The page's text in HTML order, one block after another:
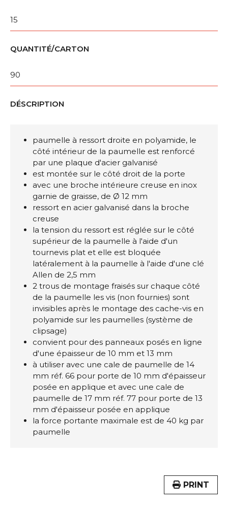
15
QUANTITÉ/CARTON
90
DÉSCRIPTION
paumelle à ressort droite en polyamide, le
côté intérieur de la paumelle est renforcé
par une plaque d'acier galvanisé
est montée sur le côté droit de la porte
avec une broche intérieure creuse en inox
garnie de graisse, de Ø 12 mm
ressort en acier galvanisé dans la broche
creuse
la tension du ressort est réglée sur le côté
supérieur de la paumelle à l'aide d'un
tournevis plat et elle est bloquée
latéralement à la paumelle à l'aide d'une clé
Allen de 2,5 mm
2 trous de montage fraisés sur chaque côté
de la paumelle les vis (non fournies) sont
invisibles après le montage des cache-vis en
polyamide sur les paumelles (système de
clipsage)
convient pour des panneaux posés en ligne
d'une épaisseur de 10 mm et 13 mm
à utiliser avec une cale de paumelle de 14
mm réf. 66 pour porte de 10 mm d'épaisseur
posée en applique et avec une cale de
paumelle de 17 mm réf. 77 pour porte de 13
mm d'épaisseur posée en applique
la force portante maximale est de 40 kg par
paumelle
PRINT